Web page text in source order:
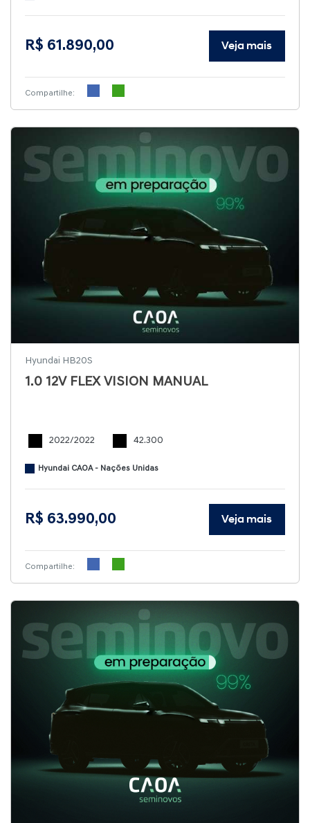
R$ 61.890,00 Veja mais
Compartilhe:
Hyundai HB20S
1.0 12V FLEX VISION MANUAL
2022/2022 42.300
Hyundai CAOA - Nações Unidas
R$ 63.990,00 Veja mais
Compartilhe: